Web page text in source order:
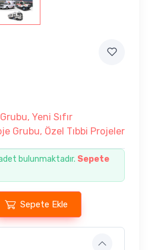
Yeni Sıfır
Grubu Özel Tıbbi Projeler
bulunmaktadır. Sepete
Sepete Ekle